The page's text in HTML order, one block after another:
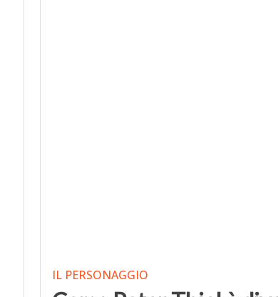
IL PERSONAGGIO